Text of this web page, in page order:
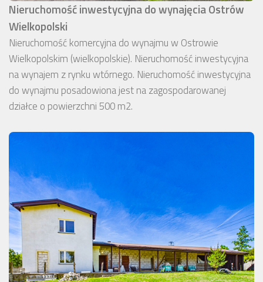
Nieruchomość inwestycyjna do wynajęcia Ostrów
Wielkopolski
Nieruchomość komercyjna do wynajmu w Ostrowie
Wielkopolskim (wielkopolskie). Nieruchomość inwestycyjna
na wynajem z rynku wtórnego. Nieruchomość inwestycyjna
do wynajmu posadowiona jest na zagospodarowanej
działce o powierzchni 500 m2.